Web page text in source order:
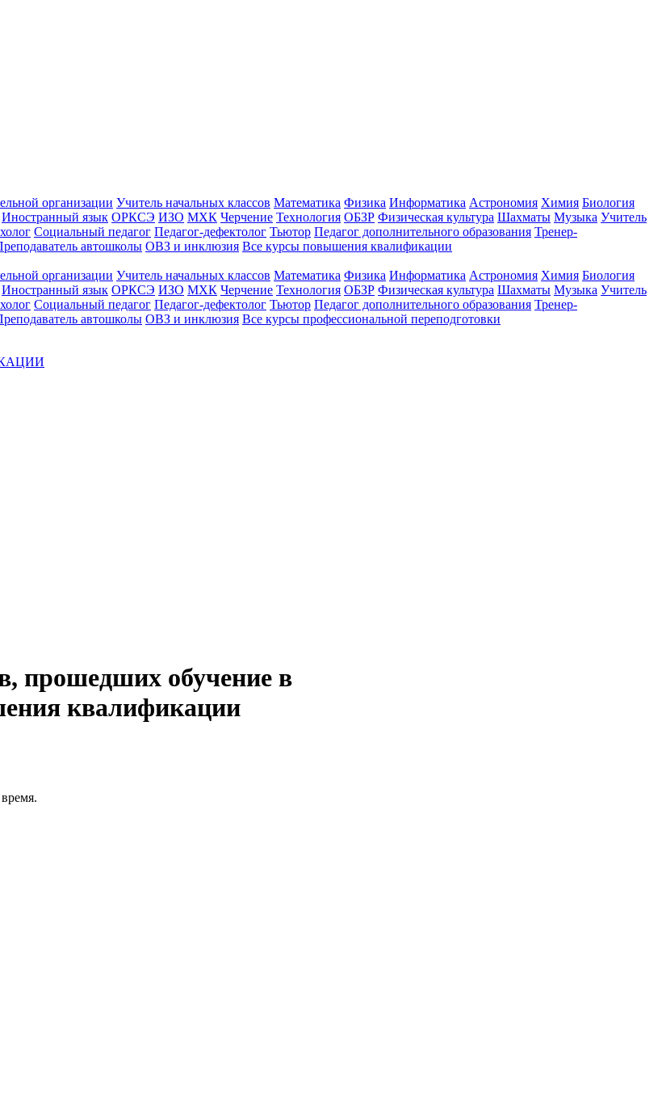
организации Учитель начальных классов Математика Физика Информатика Астрономия Химия Биология
Иностранный язык ОРКСЭ ИЗО МХК Черчение Технология ОБЗР Физическая культура Шахматы Музыка Учитель
Социальный педагог Педагог-дефектолог Тьютор Педагог дополнительного образования Тренер-
автошколы ОВЗ и инклюзия Все курсы повышения квалификации
организации Учитель начальных классов Математика Физика Информатика Астрономия Химия Биология
Иностранный язык ОРКСЭ ИЗО МХК Черчение Технология ОБЗР Физическая культура Шахматы Музыка Учитель
Социальный педагог Педагог-дефектолог Тьютор Педагог дополнительного образования Тренер-
автошколы ОВЗ и инклюзия Все курсы профессиональной переподготовки
прошедших обучение в
квалификации